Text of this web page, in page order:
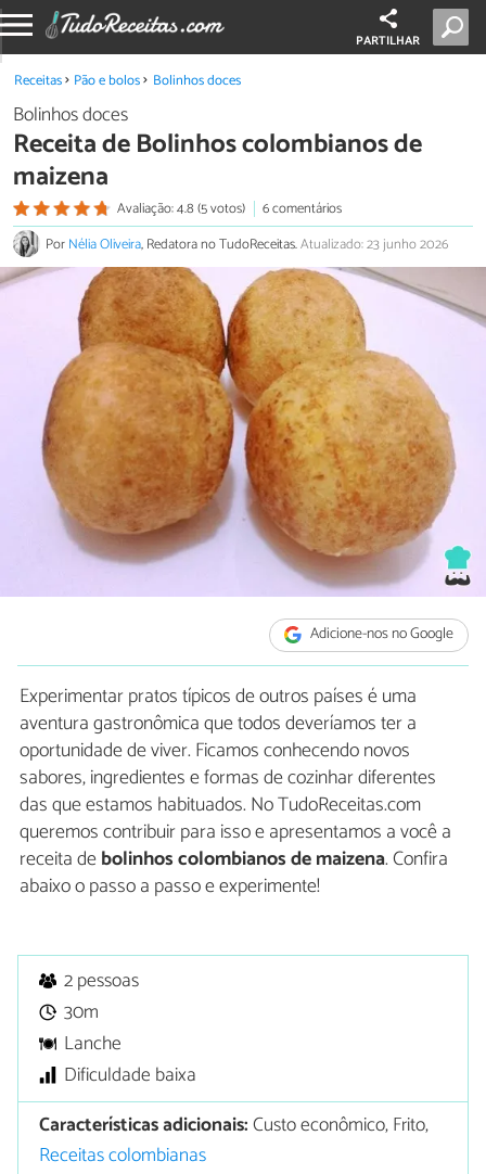
PARTILHAR
Receitas Pão e bolos Bolinhos doces
Bolinhos doces
Receita de Bolinhos colombianos de
maizena
Avaliação: 4.8 (5 votos)
6 comentários
PorNélia Oliveira, Redatora no TudoReceitas.Atualizado: 23 junho 2026
Adicione-nos no Google
Experimentar pratos típicos de outros países é uma
aventura gastronômica que todos deveríamos ter a
oportunidade de viver. Ficamos conhecendo novos
sabores, ingredientes e formas de cozinhar diferentes
das que estamos habituados. No TudoReceitas.com
queremos contribuir para isso e apresentamos a você a
receita debolinhos colombianos de maizena. Confira
abaixo o passo a passo e experimente!
2 pessoas
30m
Lanche
Dificuldade baixa
Características adicionais:Custo econômico, Frito,
Receitas colombianas